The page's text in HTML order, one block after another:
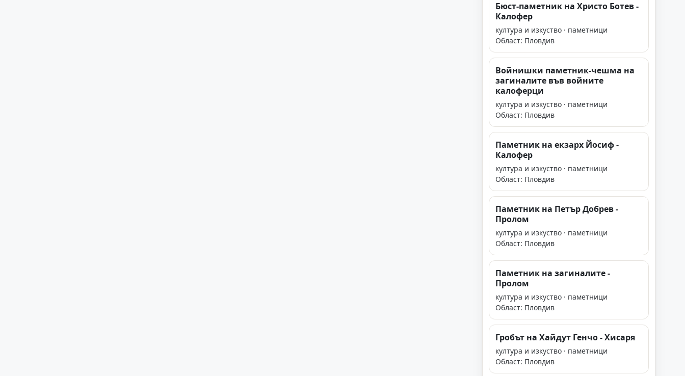
Бюст-паметник на Христо Ботев -
Калофер
култура и изкуство · паметници
Област: Пловдив
Войнишки паметник-чешма на
загиналите във войните
калоферци
култура и изкуство · паметници
Област: Пловдив
Паметник на екзарх Йосиф -
Калофер
култура и изкуство · паметници
Област: Пловдив
Паметник на Петър Добрев -
Пролом
култура и изкуство · паметници
Област: Пловдив
Паметник на загиналите -
Пролом
култура и изкуство · паметници
Област: Пловдив
Гробът на Хайдут Генчо - Хисаря
култура и изкуство · паметници
Област: Пловдив